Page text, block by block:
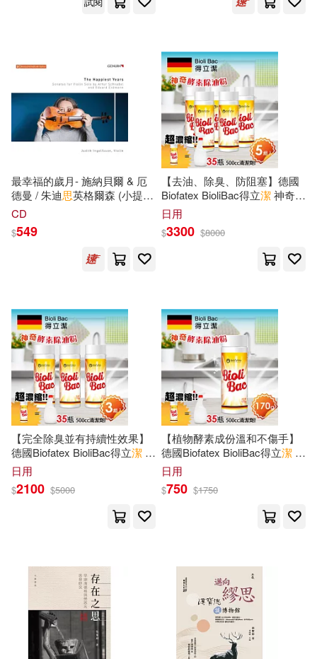
克莉絲汀．舒茲—萊斯(7)
孫周興(7) 江曉美(7)
牛勝玉(7) 張祥龍(6)
李朝東(6) 江暢(6)
劉強(5)
馬德高(5) 劉燁(4)
孫周興等（主編）(4)
於永玉(4) 本書編寫組編(4)
朵思．伊斯頓（Dossie Easton）
(4)
潔思敏‧沃德(4)
禹思敏(4)
路丙輝（總主編）(4)
上海人民出版社(28)
北京大學出版社(27)
中國人民大學出版社(26)
社會科學文獻出版社(26)
中央編譯出版社(21)
機械工業出版社(21)
南京大學出版社(20)
武漢大學出版社(20) 麥田(20)
中國少年兒童出版社(19)
四川大學出版社(16)
科學出版社(16)
光明日報出版社(15)
(可複選)
可海外宅配(1983)
可港澳店取(1943)
可新加坡店取(1936)
一個月內上市新品(23)
電子書 (可複選)
適合手機平板閱讀(126)
適合平板閱讀(33)
其他 (可複選)
現在可購買商品(1026)
最幸福的歲月- 施納貝爾 & 厄
德曼 / 朱迪思英格爾森 (小提
琴)(The Happiest Years -
Ingolfsson (violin))
CD
$549
【去油、除臭、防阻塞】德國
Biofatex BioliBac得立潔神奇酵
素除油粉 5入組
日用
$3300 $8000
【完全除臭並有持續性效果】
德國Biofatex BioliBac得立潔 神
奇酵素除油粉 3入組
日用
$2100 $5000
【植物酵素成份溫和不傷手】
德國Biofatex BioliBac得立潔 神
奇酵素除油粉
日用
$750 $1750